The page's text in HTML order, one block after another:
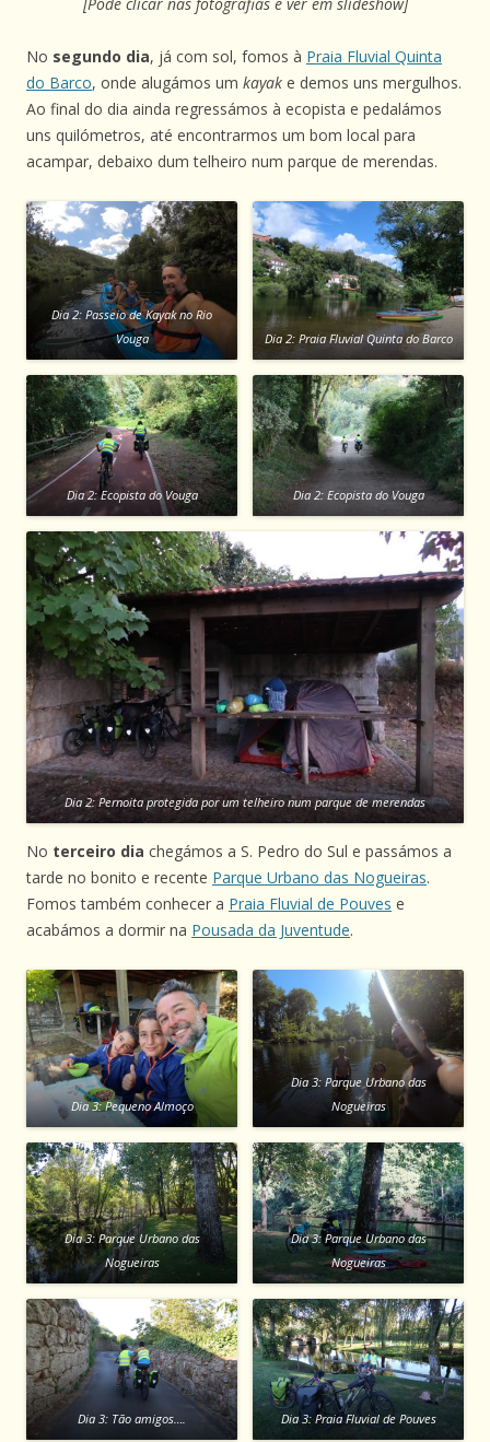
[Pode clicar nas fotografias e ver em slideshow]
No segundo dia, já com sol, fomos à Praia Fluvial Quinta
do Barco, onde alugámos um kayak e demos uns mergulhos.
Ao final do dia ainda regressámos à ecopista e pedalámos
uns quilómetros, até encontrarmos um bom local para
acampar, debaixo dum telheiro num parque de merendas.
Dia 2: Passeio de Kayak no Rio
Vouga
Dia 2: Praia Fluvial Quinta do Barco
Dia 2: Ecopista do Vouga Dia 2: Ecopista do Vouga
Dia 2: Pernoita protegida por um telheiro num parque de merendas
No terceiro dia chegámos a S. Pedro do Sul e passámos a
tarde no bonito e recente Parque Urbano das Nogueiras.
Fomos também conhecer a Praia Fluvial de Pouves e
acabámos a dormir na Pousada da Juventude.
Dia 3: Pequeno Almoço
Dia 3: Parque Urbano das
Nogueiras
Dia 3: Parque Urbano das
Nogueiras
Dia 3: Parque Urbano das
Nogueiras
Dia 3: Tão amigos…. Dia 3: Praia Fluvial de Pouves